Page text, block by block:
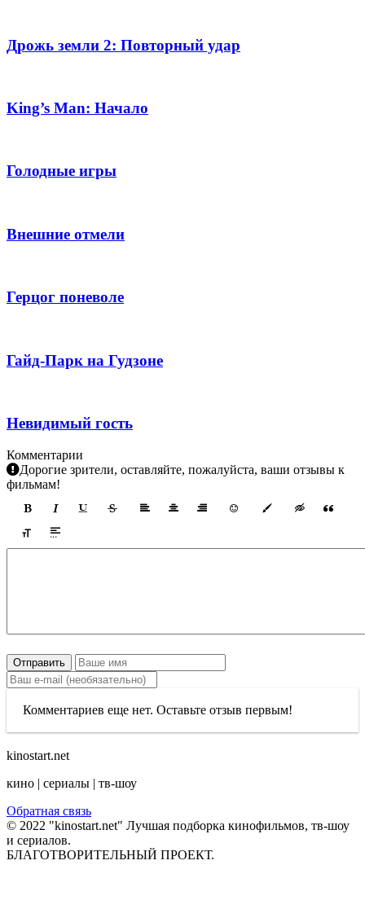
Дрожь земли 2: Повторный удар
King’s Man: Начало
Голодные игры
Внешние отмели
Герцог поневоле
Гайд-Парк на Гудзоне
Невидимый гость
Комментарии
Дорогие зрители, оставляйте, пожалуйста, ваши отзывы к
фильмам!
Отправить
Комментариев еще нет. Оставьте отзыв первым!
kinostart.net
кино | сериалы | тв-шоу
Обратная связь
© 2022 "kinostart.net" Лучшая подборка кинофильмов, тв-шоу
и сериалов.
БЛАГОТВОРИТЕЛЬНЫЙ ПРОЕКТ.